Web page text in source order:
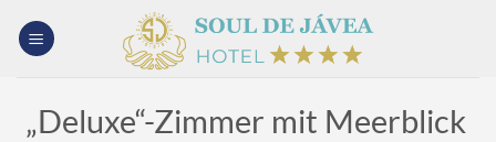
Inhalt
„Deluxe“-Zimmer mit Meerblick